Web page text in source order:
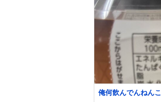
ト
数
数
俺何飲んでんねん